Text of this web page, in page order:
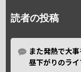
読者の投稿
また発熱で大
昼下がりのラ